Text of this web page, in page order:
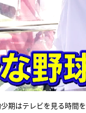
期はテレビを見る時間